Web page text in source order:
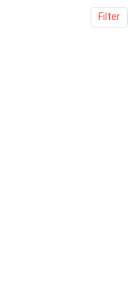
Filter